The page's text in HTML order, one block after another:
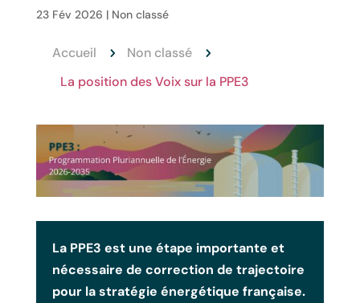
23 Fév 2026 | Non classé
Accueil 5 Non classé 5
La position des Voix sur la PPE3
La PPE3 est une étape importante et
nécessaire de correction de trajectoire
pour la stratégie énergétique française.